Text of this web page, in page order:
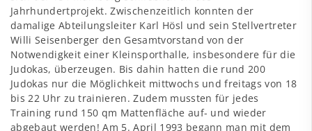
Jahrhundertprojekt. Zwischenzeitlich konnten der
damalige Abteilungsleiter Karl Hösl und sein Stellvertreter
Willi Seisenberger den Gesamtvorstand von der
Notwendigkeit einer Kleinsporthalle, insbesondere für die
Judokas, überzeugen. Bis dahin hatten die rund 200
Judokas nur die Möglichkeit mittwochs und freitags von 18
bis 22 Uhr zu trainieren. Zudem mussten für jedes
Training rund 150 qm Mattenfläche auf- und wieder
abgebaut werden! Am 5. April 1993 begann man mit dem